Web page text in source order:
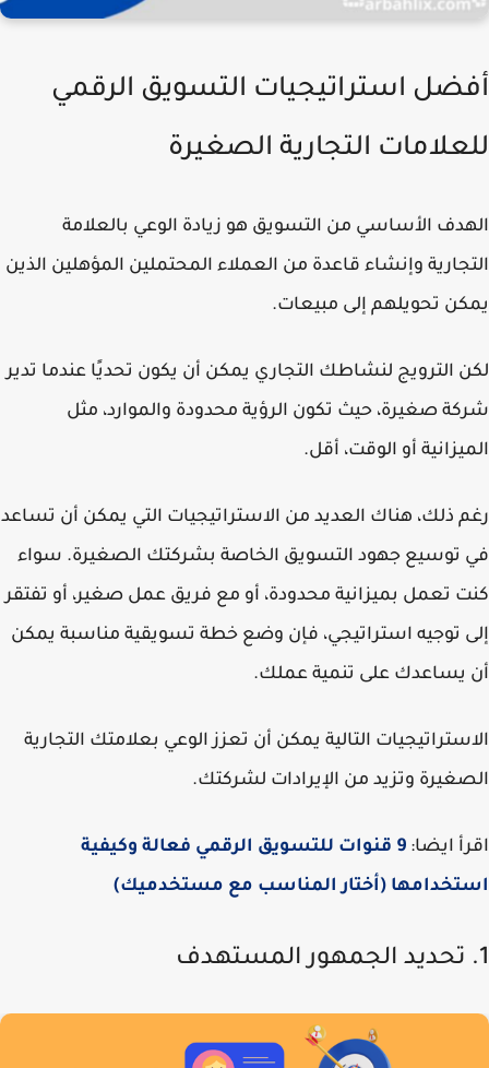
استراتيجيات التسويق الرقمي
التجارية الصغيرة
الأساسي من التسويق هو زيادة الوعي بالعلامة
وإنشاء قاعدة من العملاء المحتملين المؤهلين الذين
تحويلهم إلى مبيعات.
الترويج لنشاطك التجاري يمكن أن يكون تحديًا عندما تدير
صغيرة، حيث تكون الرؤية محدودة والموارد، مثل
أو الوقت، أقل.
ذلك، هناك العديد من الاستراتيجيات التي يمكن أن تساعد
توسيع جهود التسويق الخاصة بشركتك الصغيرة. سواء
تعمل بميزانية محدودة، أو مع فريق عمل صغير، أو تفتقر
توجيه استراتيجي، فإن وضع خطة تسويقية مناسبة يمكن
يساعدك على تنمية عملك.
التالية يمكن أن تعزز الوعي بعلامتك التجارية
وتزيد من الإيرادات لشركتك.
ايضا: 9 قنوات للتسويق الرقمي فعالة وكيفية
(أختار المناسب مع مستخدميك)